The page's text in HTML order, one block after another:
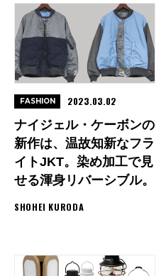
ナイジェル・ケーボンの
新作は、温故知新なフラ
イトJKT。染め加工で見
せる渾身リバーシブル。
SHOHEI KURODA
FASHION 2023.03.02